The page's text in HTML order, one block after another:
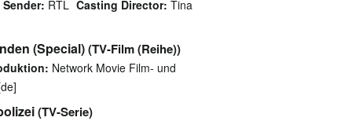
Sender: RTL Casting Director: Tina
(Special)(TV-Film (Reihe))
Network Movie Film- und
(TV-Serie)